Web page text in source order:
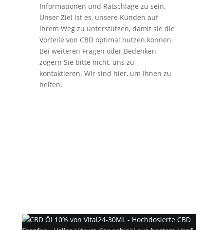
Informationen und Ratschläge zu sein.
Unser Ziel ist es, unsere Kunden auf
ihrem Weg zu unterstützen, damit sie die
Vorteile von CBD optimal nutzen können.
Bei weiteren Fragen oder Bedenken
zögern Sie bitte nicht, uns zu
kontaktieren. Wir sind hier, um Ihnen zu
helfen.